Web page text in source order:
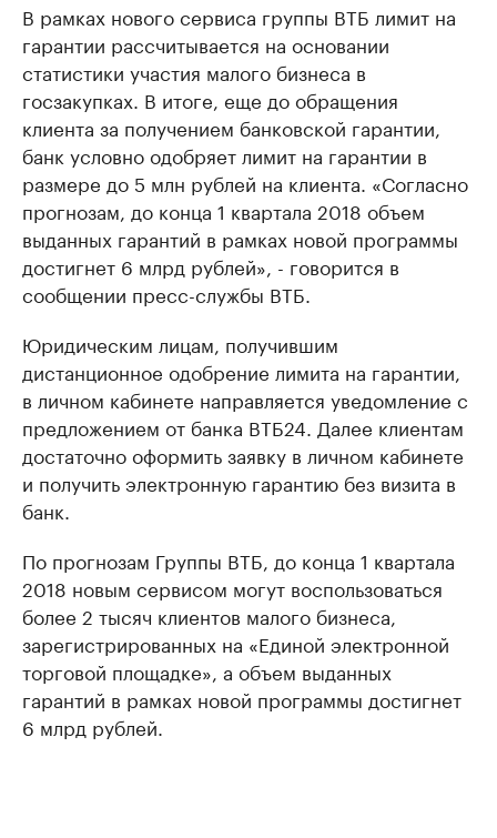
В рамках нового сервиса группы ВТБ лимит на
гарантии рассчитывается на основании
статистики участия малого бизнеса в
госзакупках. В итоге, еще до обращения
клиента за получением банковской гарантии,
банк условно одобряет лимит на гарантии в
размере до 5 млн рублей на клиента. «Согласно
прогнозам, до конца 1 квартала 2018 объем
выданных гарантий в рамках новой программы
достигнет 6 млрд рублей», - говорится в
сообщении пресс-службы ВТБ.
Юридическим лицам, получившим
дистанционное одобрение лимита на гарантии,
в личном кабинете направляется уведомление с
предложением от банка ВТБ24. Далее клиентам
достаточно оформить заявку в личном кабинете
и получить электронную гарантию без визита в
банк.
По прогнозам Группы ВТБ, до конца 1 квартала
2018 новым сервисом могут воспользоваться
более 2 тысяч клиентов малого бизнеса,
зарегистрированных на «Единой электронной
торговой площадке», а объем выданных
гарантий в рамках новой программы достигнет
6 млрд рублей.